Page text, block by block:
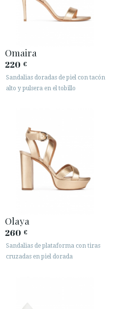
Omaira
220 €
Sandalias doradas de piel con tacón
alto y pulsera en el tobillo
Olaya
260 €
Sandalias de plataforma con tiras
cruzadas en piel dorada